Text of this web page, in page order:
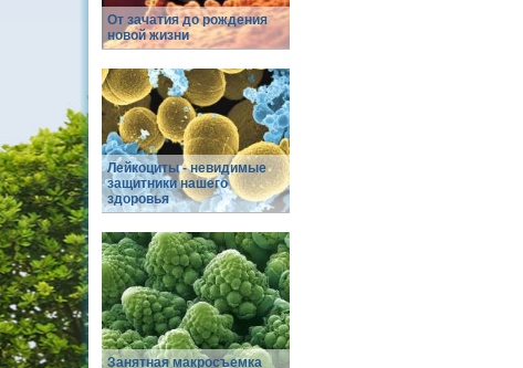
От зачатия до рождения
новой жизни
Лейкоциты - невидимые
защитники нашего
здоровья
Занятная макросъемка